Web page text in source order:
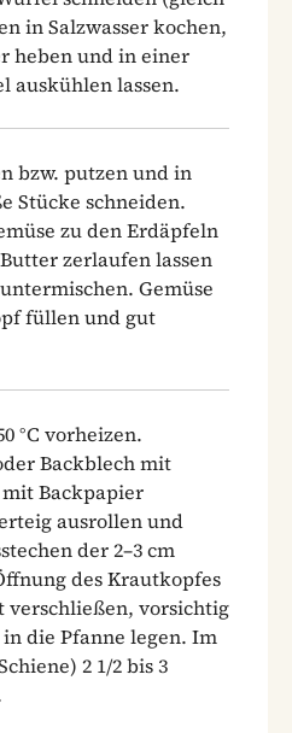
in Salzwasser kochen,
heben und in einer
auskühlen lassen.
bzw. putzen und in
Stücke schneiden.
zu den Erdäpfeln
zerlaufen lassen
Gemüse
füllen und gut
°C vorheizen.
Backblech mit
Backpapier
ausrollen und
der 2–3 cm
des Krautkopfes
verschließen, vorsichtig
die Pfanne legen. Im
2 1/2 bis 3